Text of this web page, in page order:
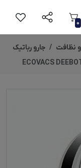
0
نظافت
جارو رباتیک